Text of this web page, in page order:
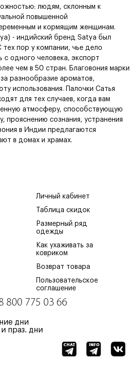
людям, склонным к
повышенной
и кормящим женщинам.
- индийский бренд Satya был
тех пор у компании, чье дело
с одного человека, экспорт
чем в 50 стран. Благовония марки
разнообразие ароматов,
использования. Палочки Сатья
для тех случаев, когда вам
атмосферу, способствующую
прояснению сознания, устранения
в Индии предлагаются
в домах и храмах.
Личный кабинет
Таблица скидок
Размерный ряд
одежды
Как ухаживать за
ковриком
Возврат товара
Пользовательское
соглашение
800 775 03 66
дни
праз. дни